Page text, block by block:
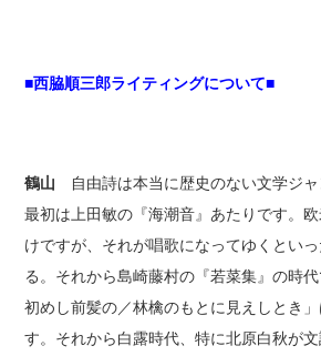
■西脇順三郎ライティングについて■
鶴山 自由詩は本当に歴史のない文学ジャ
最初は上田敏の『海潮音』あたりです。
けですが、それが唱歌になってゆくとい
る。それから島崎藤村の『若菜集』の時
初めし前髪の／林檎のもとに見えしとき
す。それから白露時代、特に北原白秋が